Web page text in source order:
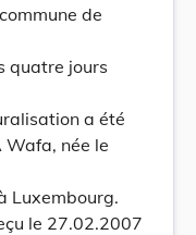
de
quatre jours
a été
Wafa, née le
Luxembourg.
le 27.02.2007